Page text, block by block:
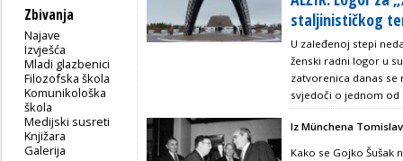
Zbivanja
Najave
Izvješća
Mladi glazbenici
Filozofska škola
Komunikološka
škola
Medijski susreti
Knjižara
Galerija
staljinističkog
U zaleđenoj stepi
ženski radni logor u
zatvorenica danas
svjedoči o jednom
Iz Münchena
Kako se Gojko Šušak